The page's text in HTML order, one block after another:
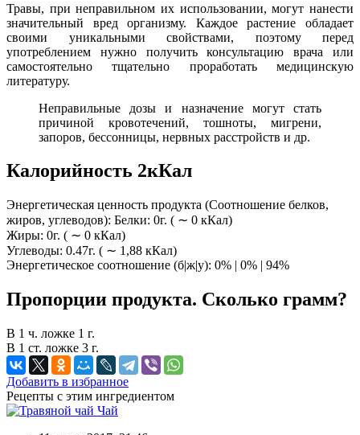
Травы, при неправильном их использовании, могут нанести
значительный вред организму. Каждое растение обладает
своими уникальными свойствами, поэтому перед
употреблением нужно получить консультацию врача или
самостоятельно тщательно проработать медицинскую
литературу.
Неправильные дозы и назначение могут стать
причиной кровотечений, тошноты, мигрени,
запоров, бессонницы, нервных расстройств и др.
Калорийность 2кКал
Энергетическая ценность продукта (Соотношение белков,
жиров, углеводов): Белки: 0г. ( ∼ 0 кКал)
Жиры: 0г. ( ∼ 0 кКал)
Углеводы: 0.47г. ( ∼ 1,88 кКал)
Энергетическое соотношение (б|ж|у): 0% | 0% | 94%
Пропорции продукта. Сколько грамм?
В 1 ч. ложке 1 г.
В 1 ст. ложке 3 г.
Добавить в избранное
Рецепты с этим ингредиентом
Чай